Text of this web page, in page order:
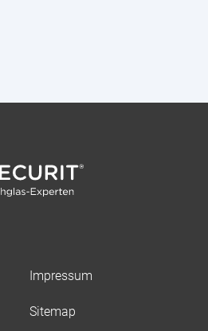
Impressum
Sitemap